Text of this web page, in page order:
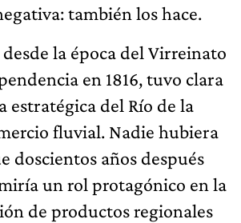
también los hace.
la época del Virreinato
en 1816, tuvo clara
estratégica del Río de la
fluvial. Nadie hubiera
doscientos años después
un rol protagónico en la
de productos regionales